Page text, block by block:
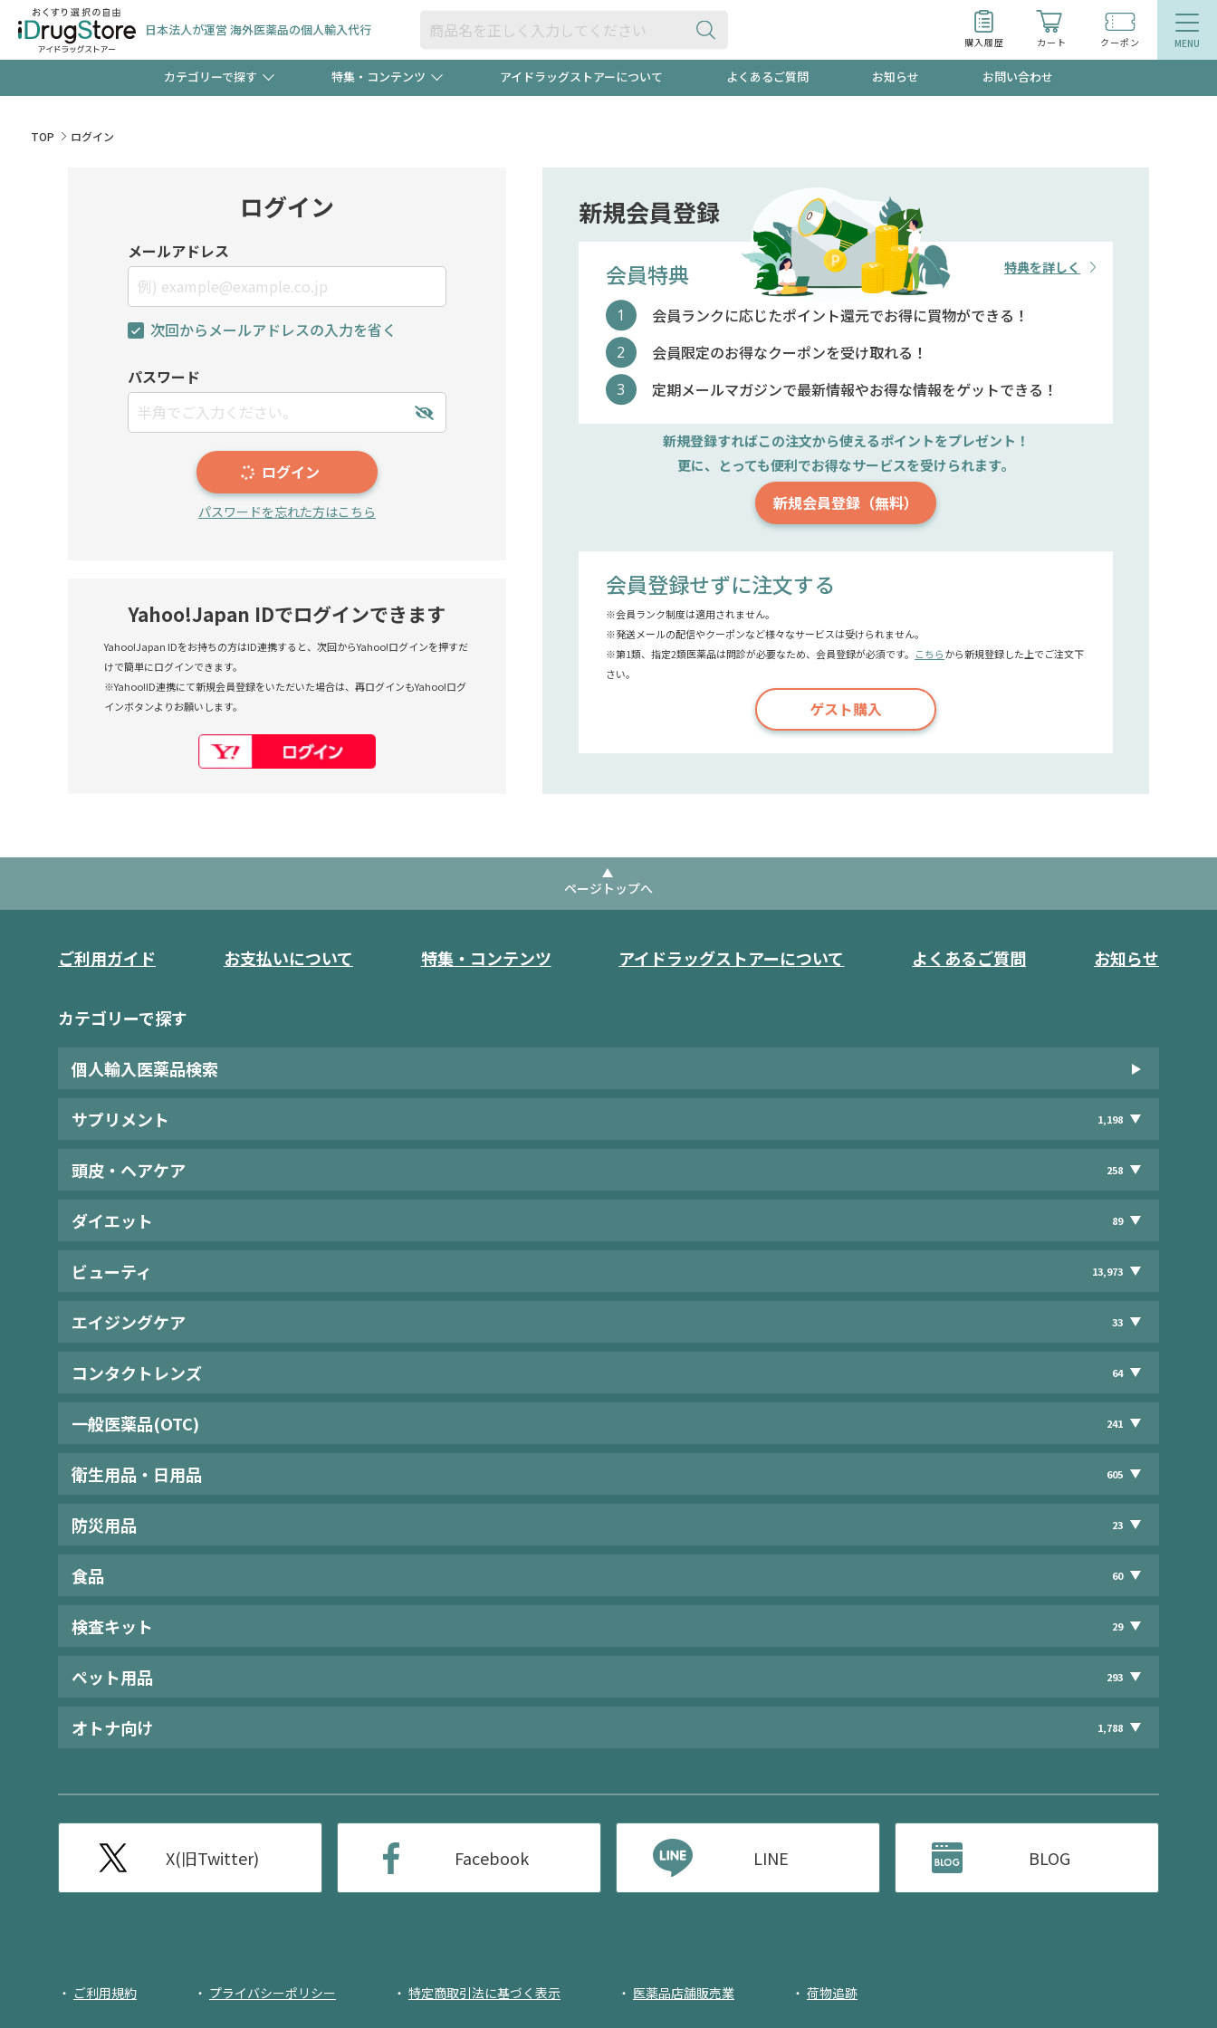
日本法人が運営 海外医薬品の個人輸入代行
購入履歴 カート クーポン
カテゴリーで探す
検査キット オトナ向け
特集・コンテンツ
新規登録で！今すぐ使えるクーポンプレゼント中！！ 当店スタッフが贈る音声プログラム
友だち大募集！限定クーポンも不定期配信
アイドラッグストアーについて よくあるご質問 お知らせ お問い合わせ
TOP ログイン
ログイン
メールアドレス
次回からメールアドレスの入力を省く
パスワード
ログイン
パスワードを忘れた方はこちら
Yahoo!Japan IDでログインできます
Yahoo!Japan IDをお持ちの方はID連携すると、次回からYahoo!ログインを押すだ
けで簡単にログインできます。
※Yahoo!ID連携にて新規会員登録をいただいた場合は、再ログインもYahoo!ログ
インボタンよりお願いします。
新規会員登録
会員特典
会員ランクに応じたポイント還元でお得に買物ができる！
会員限定のお得なクーポンを受け取れる！
定期メールマガジンで最新情報やお得な情報をゲットできる！
特典を詳しく
新規登録すればこの注文から使えるポイントをプレゼント！
更に、とっても便利でお得なサービスを受けられます。
新規会員登録（無料）
会員登録せずに注文する
※会員ランク制度は適用されません。
※発送メールの配信やクーポンなど様々なサービスは受けられません。
※第1類、指定2類医薬品は問診が必要なため、会員登録が必須です。 こちらから新規登録した上でご注文下
さい。
ゲスト購入
ページトップへ
ご利用ガイド お支払いについて 特集・コンテンツ アイドラッグストアーについて よくあるご質問 お知らせ
カテゴリーで探す
個人輸入医薬品検索
サプリメント 1,198
頭皮・ヘアケア 258
ダイエット 89
ビューティ 13,973
エイジングケア 33
コンタクトレンズ 64
一般医薬品(OTC) 241
衛生用品・日用品 605
防災用品 23
食品 60
検査キット 29
ペット用品 293
オトナ向け 1,788
X(旧Twitter) Facebook LINE BLOG
ご利用規約 プライバシーポリシー 特定商取引法に基づく表示 医薬品店舗販売業 荷物追跡